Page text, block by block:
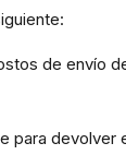
de envío
para devolver